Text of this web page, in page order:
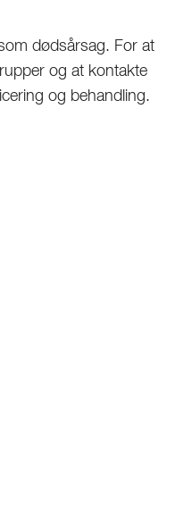
dødsårsag. For at
og at kontakte
og behandling.